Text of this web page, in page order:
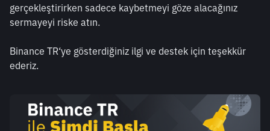
gerçekleştirirken sadece kaybetmeyi göze alacağınız
sermayeyi riske atın.
Binance TR‘ye gösterdiğiniz ilgi ve destek için teşekkür
ederiz.